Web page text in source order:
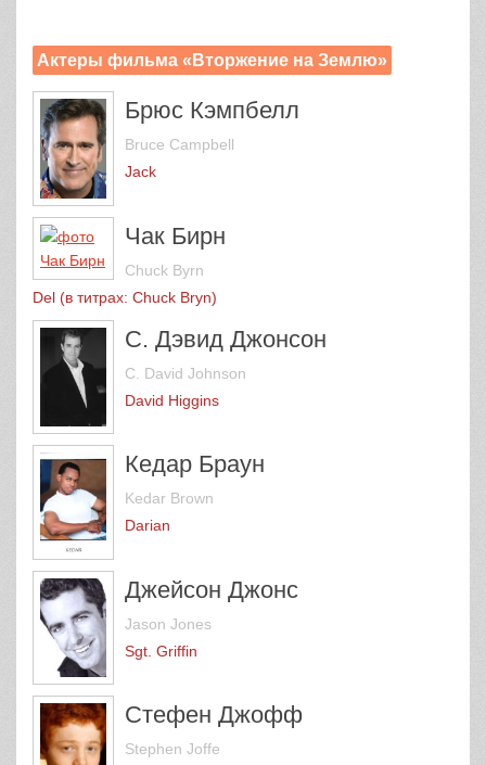
Актеры фильма «Вторжение на Землю»
Брюс Кэмпбелл
Bruce Campbell
Jack
Чак Бирн
Chuck Byrn
Del (в титрах: Chuck Bryn)
С. Дэвид Джонсон
C. David Johnson
David Higgins
Кедар Браун
Kedar Brown
Darian
Джейсон Джонс
Jason Jones
Sgt. Griffin
Стефен Джофф
Stephen Joffe